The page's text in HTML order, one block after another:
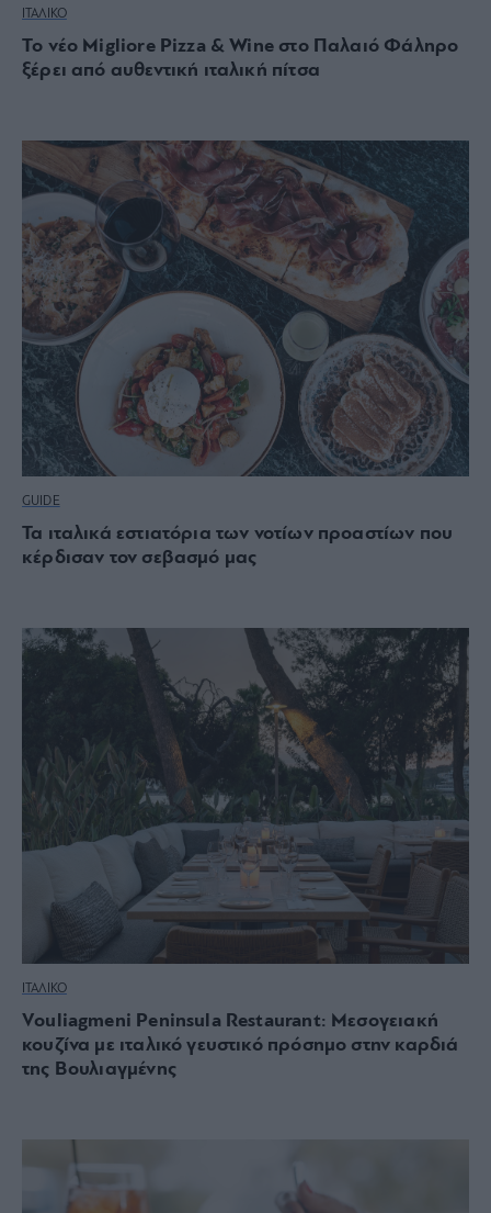
ΙΤΑΛΙΚΟ
Το νέο Migliore Pizza & Wine στο Παλαιό Φάληρο
ξέρει από αυθεντική ιταλική πίτσα
GUIDE
Τα ιταλικά εστιατόρια των νοτίων προαστίων που
κέρδισαν τον σεβασμό μας
ΙΤΑΛΙΚΟ
Vouliagmeni Peninsula Restaurant: Μεσογειακή
κουζίνα με ιταλικό γευστικό πρόσημο στην καρδιά
της Βουλιαγμένης